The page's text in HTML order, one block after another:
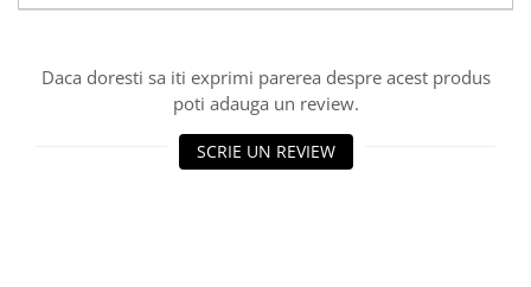
Daca doresti sa iti exprimi parerea despre acest produs
poti adauga un review.
SCRIE UN REVIEW